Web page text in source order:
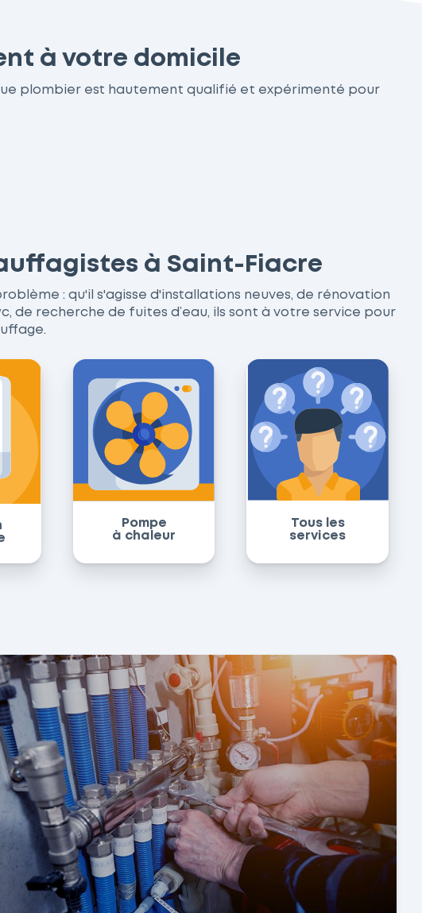
à votre domicile
plombier est hautement qualifié et expérimenté pour
à Saint-Fiacre
: qu'il s'agisse d'installations neuves, de rénovation
de recherche de fuites d’eau, ils sont à votre service pour
Pompe
à chaleur
Tous les
services